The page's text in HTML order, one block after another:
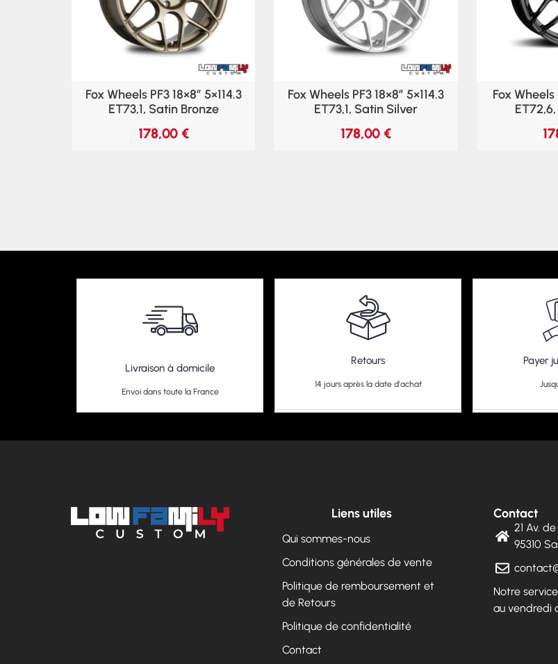
Fox Wheels PF3 18×8″ 5×114.3
ET73,1, Satin Bronze
178,00 €
Fox Wheels PF3 18×8″ 5×114.3
ET73,1, Satin Silver
178,00 €
Fox Wheels
Livraison à domicile
Envoi dans toute la France
Retours
14 jours après la date d'achat
Payer
Liens utiles
Qui sommes-nous
Conditions générales de vente
Politique de remboursement et
de Retours
Politique de confidentialité
Contact
Contact
21 Av.
95310
Notre
au vendredi